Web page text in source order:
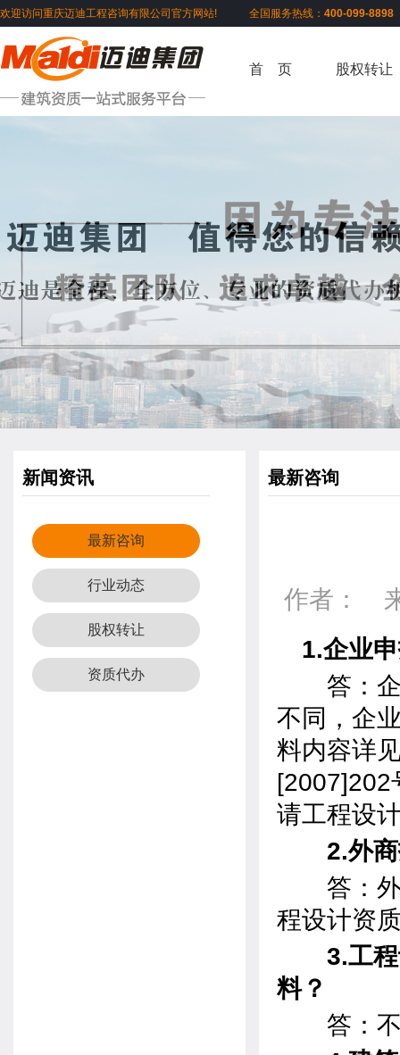
欢迎访问重庆迈迪工程咨询有限公司官方网站! 全国服务热线： 400-099-
首 页 股权转让
新闻资讯
最新咨询
行业动态
股权转让
资质代办
最新咨询
作者：
1.企业
答：企
不同，企
料内容详
[2007]202
请工程设
2.外商
答：外
程设计资
3.工
料？
答：不